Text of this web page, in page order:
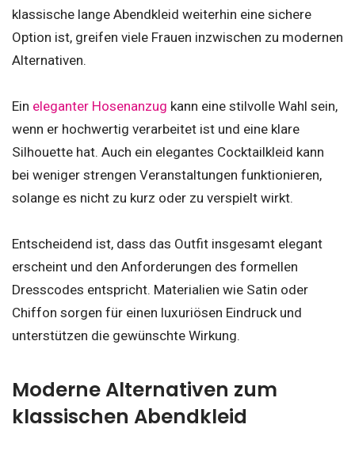
klassische lange Abendkleid weiterhin eine sichere
Option ist, greifen viele Frauen inzwischen zu modernen
Alternativen.
Ein eleganter Hosenanzug kann eine stilvolle Wahl sein,
wenn er hochwertig verarbeitet ist und eine klare
Silhouette hat. Auch ein elegantes Cocktailkleid kann
bei weniger strengen Veranstaltungen funktionieren,
solange es nicht zu kurz oder zu verspielt wirkt.
Entscheidend ist, dass das Outfit insgesamt elegant
erscheint und den Anforderungen des formellen
Dresscodes entspricht. Materialien wie Satin oder
Chiffon sorgen für einen luxuriösen Eindruck und
unterstützen die gewünschte Wirkung.
Moderne Alternativen zum
klassischen Abendkleid